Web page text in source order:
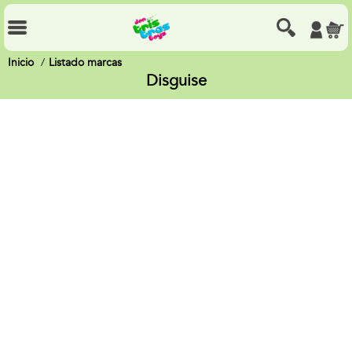
Inicio Listado marcas
Disguise